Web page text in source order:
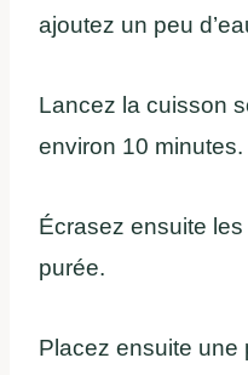
ajoutez un peu
Lancez la cuisson
environ 10 minutes.
Écrasez ensuite
purée.
Placez ensuite une